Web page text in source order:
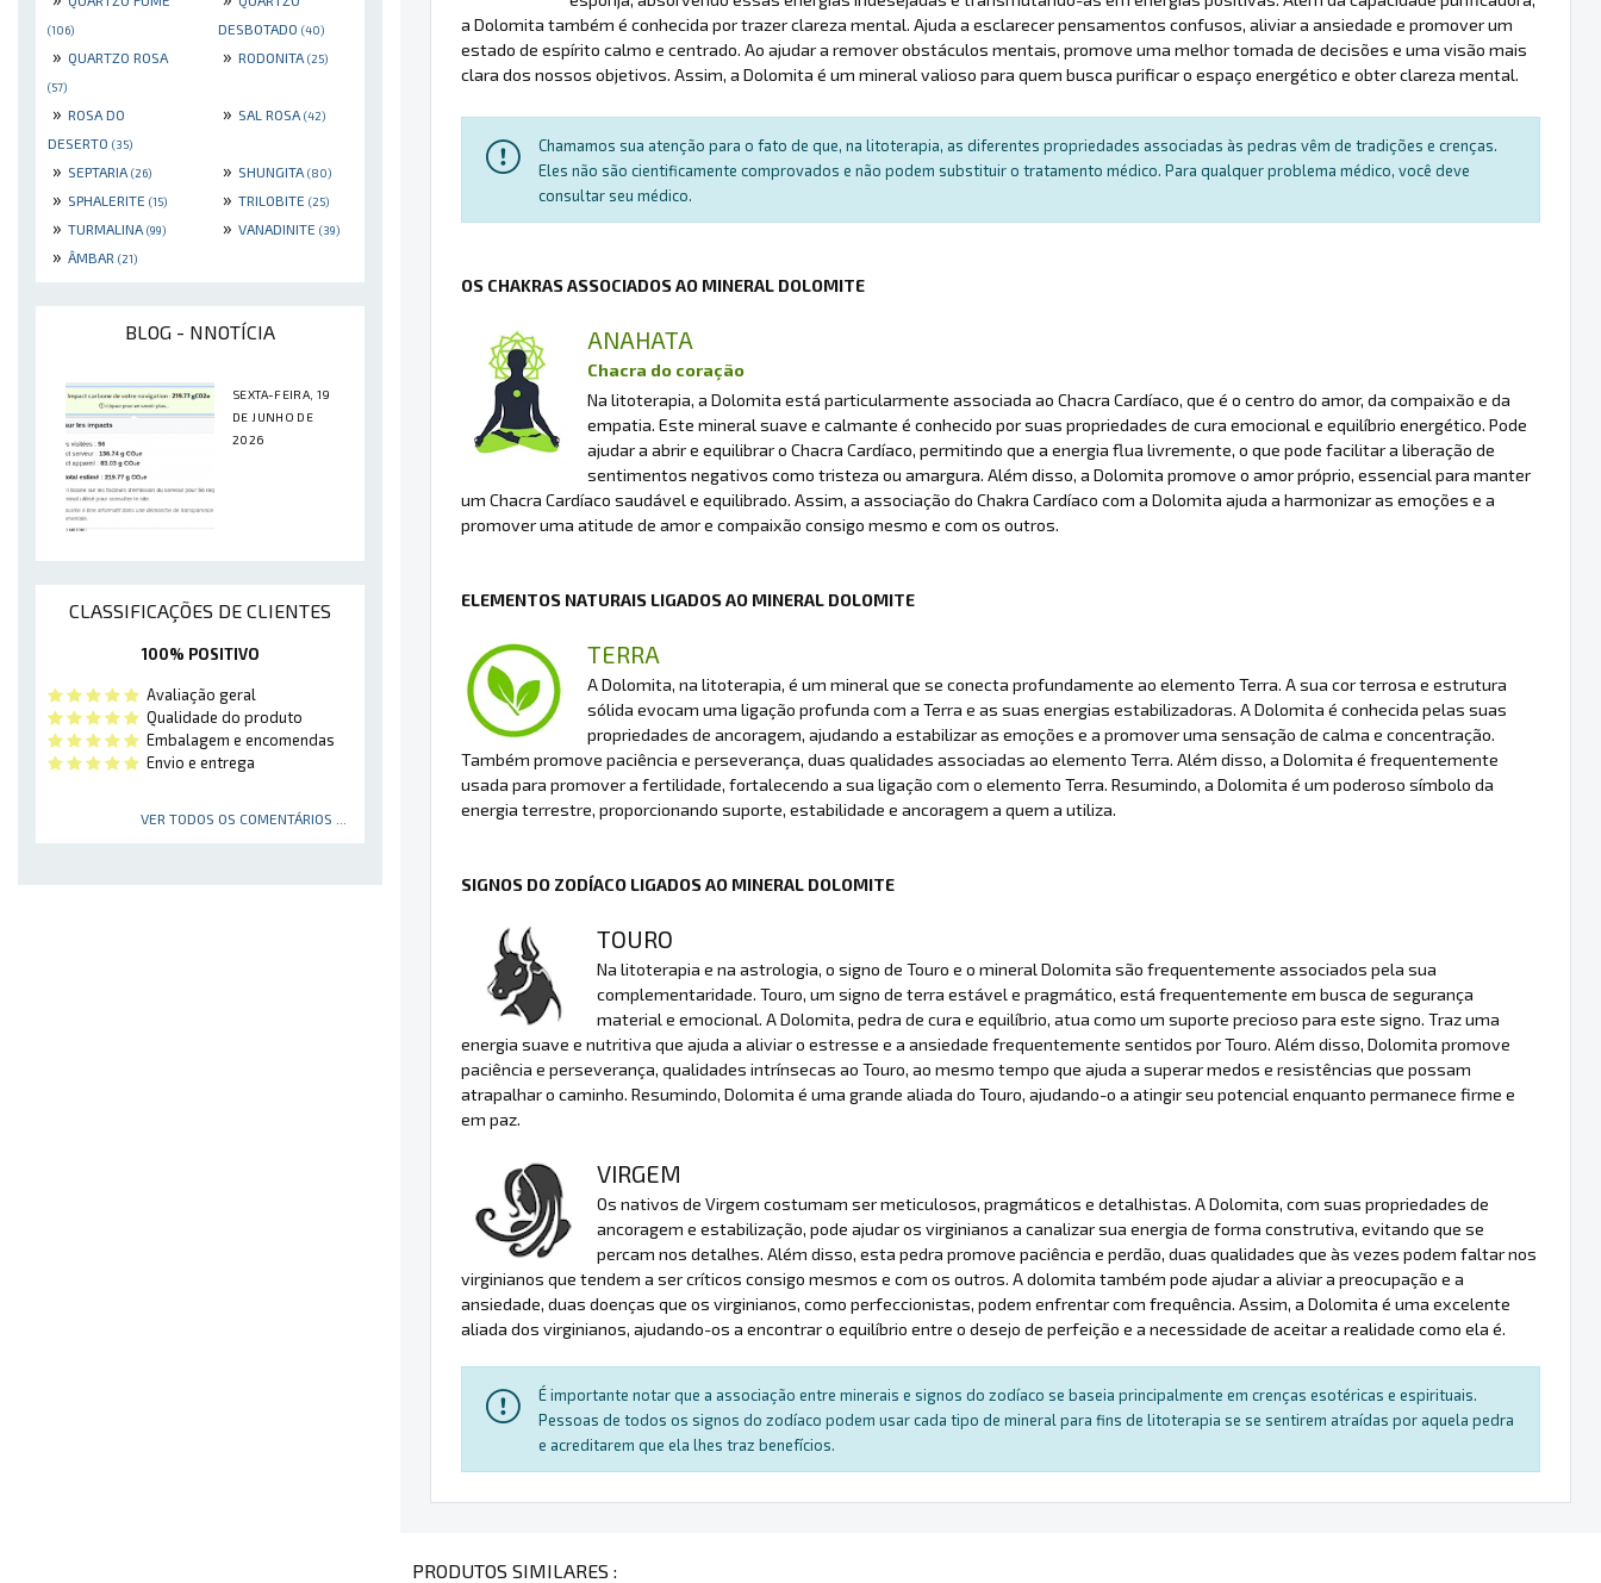
(106)
DESBOTADO (40)
» QUARTZO ROSA
(57)
» RODONITA (25)
» ROSA DO
DESERTO (35)
» SAL ROSA (42)
» SEPTARIA (26) » SHUNGITA (80)
» SPHALERITE (15) » TRILOBITE (25)
» TURMALINA (99) » VANADINITE (39)
» ÂMBAR (21)
BLOG - NNOTÍCIA
SEXTA-FEIRA, 19
DE JUNHO DE
2026
CLASSIFICAÇÕES DE CLIENTES
100% POSITIVO
Avaliação geral
Qualidade do produto
Embalagem e encomendas
Envio e entrega
VER TODOS OS COMENTÁRIOS ...
a Dolomita também é conhecida por trazer clareza mental. Ajuda a esclarecer pensamentos confusos, aliviar a ansiedade e promover um
estado de espírito calmo e centrado. Ao ajudar a remover obstáculos mentais, promove uma melhor tomada de decisões e uma visão mais
clara dos nossos objetivos. Assim, a Dolomita é um mineral valioso para quem busca purificar o espaço energético e obter clareza mental.
Chamamos sua atenção para o fato de que, na litoterapia, as diferentes propriedades associadas às pedras vêm de tradições e crenças.
Eles não são cientificamente comprovados e não podem substituir o tratamento médico. Para qualquer problema médico, você deve
consultar seu médico.
OS CHAKRAS ASSOCIADOS AO MINERAL DOLOMITE
ANAHATA
Chacra do coração
Na litoterapia, a Dolomita está particularmente associada ao Chacra Cardíaco, que é o centro do amor, da compaixão e da
empatia. Este mineral suave e calmante é conhecido por suas propriedades de cura emocional e equilíbrio energético. Pode
ajudar a abrir e equilibrar o Chacra Cardíaco, permitindo que a energia flua livremente, o que pode facilitar a liberação de
sentimentos negativos como tristeza ou amargura. Além disso, a Dolomita promove o amor próprio, essencial para manter
um Chacra Cardíaco saudável e equilibrado. Assim, a associação do Chakra Cardíaco com a Dolomita ajuda a harmonizar as emoções e a
promover uma atitude de amor e compaixão consigo mesmo e com os outros.
ELEMENTOS NATURAIS LIGADOS AO MINERAL DOLOMITE
TERRA
A Dolomita, na litoterapia, é um mineral que se conecta profundamente ao elemento Terra. A sua cor terrosa e estrutura
sólida evocam uma ligação profunda com a Terra e as suas energias estabilizadoras. A Dolomita é conhecida pelas suas
propriedades de ancoragem, ajudando a estabilizar as emoções e a promover uma sensação de calma e concentração.
Também promove paciência e perseverança, duas qualidades associadas ao elemento Terra. Além disso, a Dolomita é frequentemente
usada para promover a fertilidade, fortalecendo a sua ligação com o elemento Terra. Resumindo, a Dolomita é um poderoso símbolo da
energia terrestre, proporcionando suporte, estabilidade e ancoragem a quem a utiliza.
SIGNOS DO ZODÍACO LIGADOS AO MINERAL DOLOMITE
TOURO
Na litoterapia e na astrologia, o signo de Touro e o mineral Dolomita são frequentemente associados pela sua
complementaridade. Touro, um signo de terra estável e pragmático, está frequentemente em busca de segurança
material e emocional. A Dolomita, pedra de cura e equilíbrio, atua como um suporte precioso para este signo. Traz uma
energia suave e nutritiva que ajuda a aliviar o estresse e a ansiedade frequentemente sentidos por Touro. Além disso, Dolomita promove
paciência e perseverança, qualidades intrínsecas ao Touro, ao mesmo tempo que ajuda a superar medos e resistências que possam
atrapalhar o caminho. Resumindo, Dolomita é uma grande aliada do Touro, ajudando-o a atingir seu potencial enquanto permanece firme e
em paz.
VIRGEM
Os nativos de Virgem costumam ser meticulosos, pragmáticos e detalhistas. A Dolomita, com suas propriedades de
ancoragem e estabilização, pode ajudar os virginianos a canalizar sua energia de forma construtiva, evitando que se
percam nos detalhes. Além disso, esta pedra promove paciência e perdão, duas qualidades que às vezes podem faltar nos
virginianos que tendem a ser críticos consigo mesmos e com os outros. A dolomita também pode ajudar a aliviar a preocupação e a
ansiedade, duas doenças que os virginianos, como perfeccionistas, podem enfrentar com frequência. Assim, a Dolomita é uma excelente
aliada dos virginianos, ajudando-os a encontrar o equilíbrio entre o desejo de perfeição e a necessidade de aceitar a realidade como ela é.
É importante notar que a associação entre minerais e signos do zodíaco se baseia principalmente em crenças esotéricas e espirituais.
Pessoas de todos os signos do zodíaco podem usar cada tipo de mineral para fins de litoterapia se se sentirem atraídas por aquela pedra
e acreditarem que ela lhes traz benefícios.
PRODUTOS SIMILARES :